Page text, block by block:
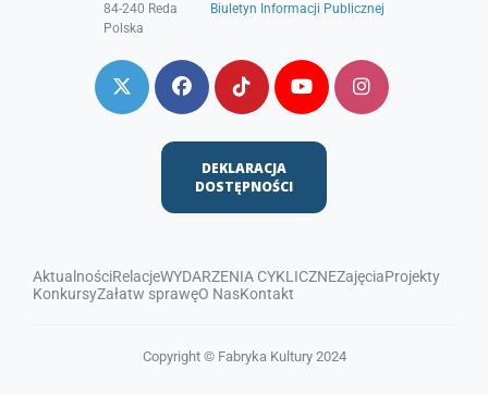
84-240 Reda
Polska
Biuletyn Informacji Publicznej
DEKLARACJA
DOSTĘPNOŚCI
AktualnościRelacjeWYDARZENIA CYKLICZNEZajęciaProjekty
KonkursyZałatw sprawęO NasKontakt
Copyright © Fabryka Kultury 2024